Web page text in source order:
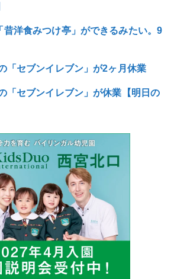
昔洋食みつけ亭」ができるみたい。9
「セブンイレブン」が2ヶ月休業
「セブンイレブン」が休業【明日の